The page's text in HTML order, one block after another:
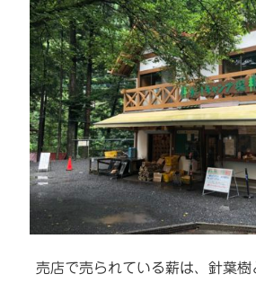
売店で売られている薪は、針葉樹